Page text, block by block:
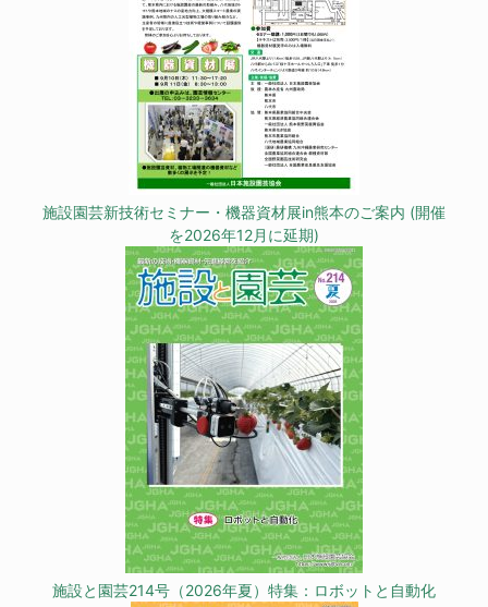
施設園芸新技術セミナー・機器資材展in熊本のご案内 (開催
を2026年12月に延期)
施設と園芸214号（2026年夏）特集：ロボットと自動化